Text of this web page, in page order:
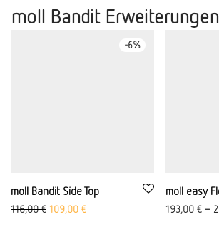
moll Bandit Erweiterungen
-6%
moll Bandit Side Top
116,00€ Ursprünglicher Preis war: 116,00 €
109,00 €Aktueller Preis ist: 109,00 €.
moll easy
193,00 € –